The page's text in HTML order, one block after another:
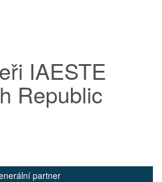
IAESTE
Republic
partner